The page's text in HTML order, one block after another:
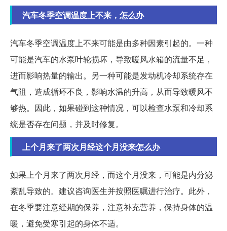
汽车冬季空调温度上不来，怎么办
汽车冬季空调温度上不来可能是由多种因素引起的。一种
可能是汽车的水泵叶轮损坏，导致暖风水箱的流量不足，
进而影响热量的输出。另一种可能是发动机冷却系统存在
气阻，造成循环不良，影响水温的升高，从而导致暖风不
够热。因此，如果碰到这种情况，可以检查水泵和冷却系
统是否存在问题，并及时修复。
上个月来了两次月经这个月没来怎么办
如果上个月来了两次月经，而这个月没来，可能是内分泌
紊乱导致的。建议咨询医生并按照医嘱进行治疗。此外，
在冬季要注意经期的保养，注意补充营养，保持身体的温
暖，避免受寒引起的身体不适。